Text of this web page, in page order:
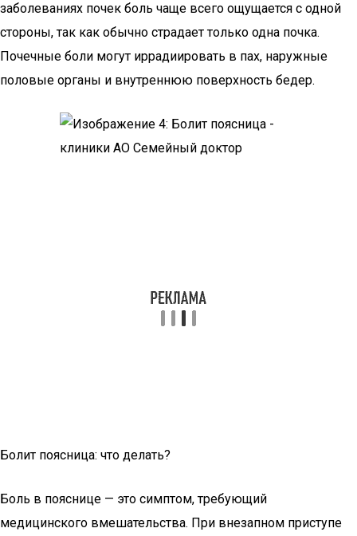
заболеваниях почек боль чаще всего ощущается с одной
стороны, так как обычно страдает только одна почка.
Почечные боли могут иррадиировать в пах, наружные
половые органы и внутреннюю поверхность бедер.
Болит поясница: что делать?
Боль в пояснице — это симптом, требующий
медицинского вмешательства. При внезапном приступе